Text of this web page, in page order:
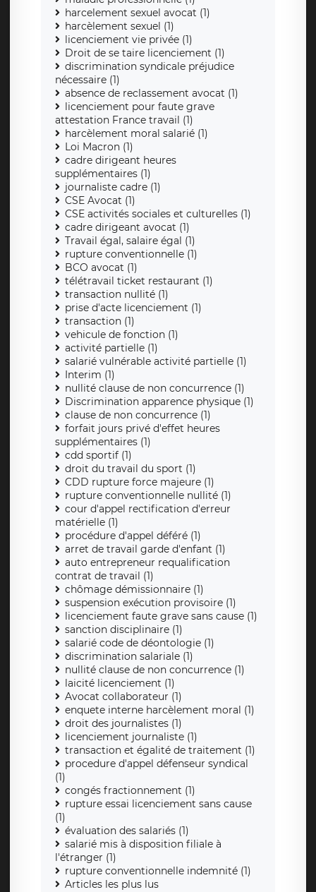
harcelement sexuel avocat (1)
harcèlement sexuel (1)
licenciement vie privée (1)
Droit de se taire licenciement (1)
discrimination syndicale préjudice
nécessaire (1)
absence de reclassement avocat (1)
licenciement pour faute grave
attestation France travail (1)
harcèlement moral salarié (1)
Loi Macron (1)
cadre dirigeant heures
supplémentaires (1)
journaliste cadre (1)
CSE Avocat (1)
CSE activités sociales et culturelles (1)
cadre dirigeant avocat (1)
Travail égal, salaire égal (1)
rupture conventionnelle (1)
BCO avocat (1)
télétravail ticket restaurant (1)
transaction nullité (1)
prise d'acte licenciement (1)
transaction (1)
vehicule de fonction (1)
activité partielle (1)
salarié vulnérable activité partielle (1)
Interim (1)
nullité clause de non concurrence (1)
Discrimination apparence physique (1)
clause de non concurrence (1)
forfait jours privé d'effet heures
supplémentaires (1)
cdd sportif (1)
droit du travail du sport (1)
CDD rupture force majeure (1)
rupture conventionnelle nullité (1)
cour d'appel rectification d'erreur
matérielle (1)
procédure d'appel déféré (1)
arret de travail garde d'enfant (1)
auto entrepreneur requalification
contrat de travail (1)
chômage démissionnaire (1)
suspension exécution provisoire (1)
licenciement faute grave sans cause (1)
sanction disciplinaire (1)
salarié code de déontologie (1)
discrimination salariale (1)
nullité clause de non concurrence (1)
laicité licenciement (1)
Avocat collaborateur (1)
enquete interne harcèlement moral (1)
droit des journalistes (1)
licenciement journaliste (1)
transaction et égalité de traitement (1)
procedure d'appel défenseur syndical
(1)
congés fractionnement (1)
rupture essai licenciement sans cause
(1)
évaluation des salariés (1)
salarié mis à disposition filiale à
l'étranger (1)
rupture conventionnelle indemnité (1)
Articles les plus lus